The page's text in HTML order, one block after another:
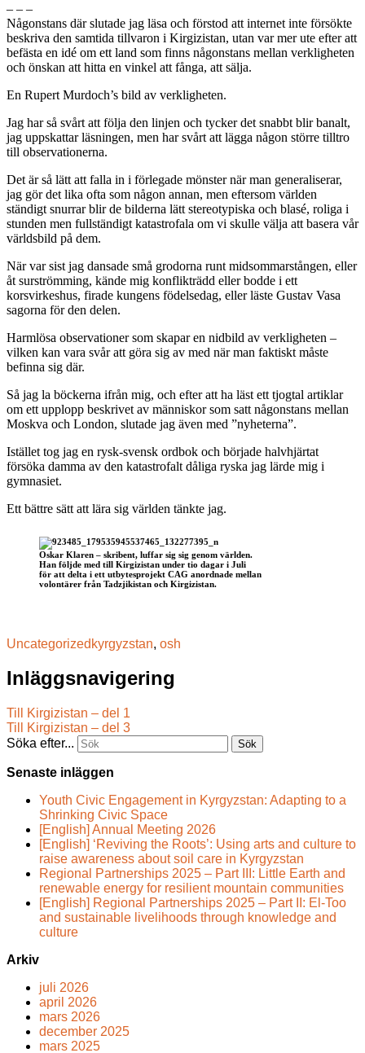
– – –
Någonstans där slutade jag läsa och förstod att internet inte försökte
beskriva den samtida tillvaron i Kirgizistan, utan var mer ute efter att
befästa en idé om ett land som finns någonstans mellan verkligheten
och önskan att hitta en vinkel att fånga, att sälja.
En Rupert Murdoch’s bild av verkligheten.
Jag har så svårt att följa den linjen och tycker det snabbt blir banalt,
jag uppskattar läsningen, men har svårt att lägga någon större tilltro
till observationerna.
Det är så lätt att falla in i förlegade mönster när man generaliserar,
jag gör det lika ofta som någon annan, men eftersom världen
ständigt snurrar blir de bilderna lätt stereotypiska och blasé, roliga i
stunden men fullständigt katastrofala om vi skulle välja att basera vår
världsbild på dem.
När var sist jag dansade små grodorna runt midsommarstången, eller
åt surströmming, kände mig konflikträdd eller bodde i ett
korsvirkeshus, firade kungens födelsedag, eller läste Gustav Vasa
sagorna för den delen.
Harmlösa observationer som skapar en nidbild av verkligheten –
vilken kan vara svår att göra sig av med när man faktiskt måste
befinna sig där.
Så jag la böckerna ifrån mig, och efter att ha läst ett tjogtal artiklar
om ett upplopp beskrivet av människor som satt någonstans mellan
Moskva och London, slutade jag även med ”nyheterna”.
Istället tog jag en rysk-svensk ordbok och började halvhjärtat
försöka damma av den katastrofalt dåliga ryska jag lärde mig i
gymnasiet.
Ett bättre sätt att lära sig världen tänkte jag.
Oskar Klaren – skribent, luffar sig sig genom världen.
Han följde med till Kirgizistan under tio dagar i Juli
för att delta i ett utbytesprojekt CAG anordnade mellan
volontärer från Tadzjikistan och Kirgizistan.
Uncategorized kyrgyzstan, osh
Inläggsnavigering
Till Kirgizistan – del 1
Till Kirgizistan – del 3
Söka efter...
Senaste inläggen
Youth Civic Engagement in Kyrgyzstan: Adapting to a
Shrinking Civic Space
[English] Annual Meeting 2026
[English] ‘Reviving the Roots’: Using arts and culture to
raise awareness about soil care in Kyrgyzstan
Regional Partnerships 2025 – Part III: Little Earth and
renewable energy for resilient mountain communities
[English] Regional Partnerships 2025 – Part II: El-Too
and sustainable livelihoods through knowledge and
culture
Arkiv
juli 2026
april 2026
mars 2026
december 2025
mars 2025